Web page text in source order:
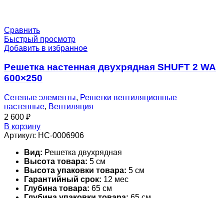
Сравнить
Быстрый просмотр
Добавить в избранное
Решетка настенная двухрядная SHUFT 2 WA
600×250
Сетевые элементы, Решетки вентиляционные
настенные, Вентиляция
2 600 ₽
В корзину
Артикул: НС-0006906
Вид: Решетка двухрядная
Высота товара: 5 см
Высота упаковки товара: 5 см
Гарантийный срок: 12 мес
Глубина товара: 65 см